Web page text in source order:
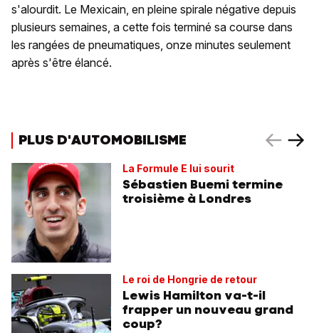
s'alourdit. Le Mexicain, en pleine spirale négative depuis
plusieurs semaines, a cette fois terminé sa course dans
les rangées de pneumatiques, onze minutes seulement
après s'être élancé.
PLUS D'AUTOMOBILISME
La Formule E lui sourit
Sébastien Buemi termine
troisième à Londres
Le roi de Hongrie de retour
Lewis Hamilton va-t-il
frapper un nouveau grand
coup?